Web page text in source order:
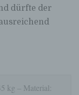
dürfte der
kg – Material: